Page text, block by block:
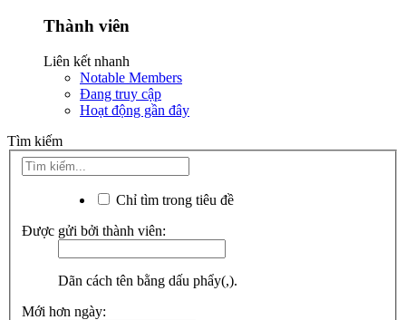
Thành viên
Liên kết nhanh
Notable Members
Đang truy cập
Hoạt động gần đây
Tìm kiếm
Chỉ tìm trong tiêu đề
Được gửi bởi thành viên:
Dãn cách tên bằng dấu phẩy(,).
Mới hơn ngày: